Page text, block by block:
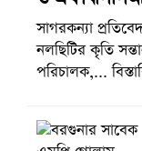
সাগরকন্যা
নলছিটির কৃতি
পরিচালক,...